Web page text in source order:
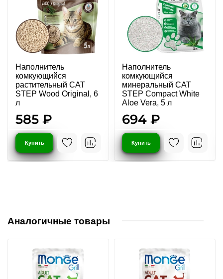
Наполнитель
комкующийся
растительный CAT
STEP Wood Original, 6
л
585 ₽
Купить
Наполнитель
комкующийся
минеральный CAT
STEP Compact White
Aloe Vera, 5 л
694 ₽
Купить
Аналогичные товары